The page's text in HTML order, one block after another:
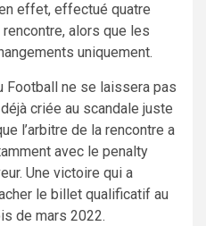
effet, effectué quatre
alors que les
uniquement.
Football ne se laissera pas
criée au scandale juste
l’arbitre de la rencontre a
avec le penalty
Une victoire qui a
le billet qualificatif au
de mars 2022.